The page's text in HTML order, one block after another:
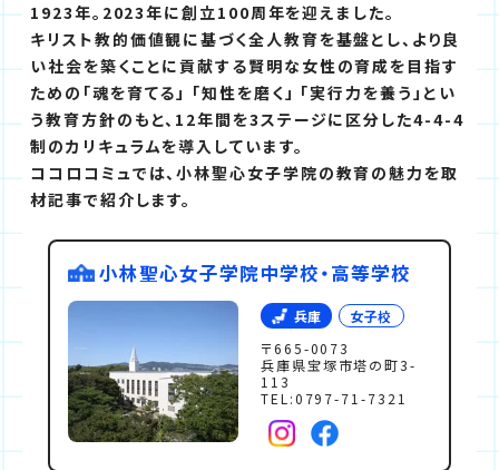
1923年。2023年に創立100周年を迎えました。
キリスト教的価値観に基づく全人教育を基盤とし、より良
い社会を築くことに貢献する賢明な女性の育成を目指す
ための「魂を育てる」 「知性を磨く」 「実行力を養う」とい
う教育方針のもと、12年間を3ステージに区分した4-4-4
制のカリキュラムを導入しています。
ココロコミュでは、小林聖心女子学院の教育の魅力を取
材記事で紹介します。
小林聖心女子学院中学校・高等学校
兵庫
女子校
〒665-0073
兵庫県宝塚市塔の町3-
113
TEL:0797-71-7321